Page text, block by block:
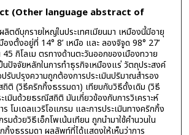
(Other language abstract of
ลิตดีบุกรายใหญ่ในประเทศเมียนมา เหมืองนี้มีอายุ
งตั้งอยู่ที่ 14° 8’ เหนือ และ ลองจิจูด 98° 27’
กิโลเม ตรทางด้านตะวันออกของเมืองทวาย
ปัจจัยหลักในการทำธุรกิจเหมืองแร่ วัตถุประสงค์
รับปรุงความถูกต้องการประเมินปริมาณสำรอง
ติ (วิธีคริกกิ้งธรรมดา) เทียบกับวิธีดั้งเดิม (วิธี
เมินด้วยธรณีสถิติ มันเกี่ยวข้องกับการวิเคราะห์
โมเดลแวริโอแกรม และการประเมินทางคริกกิ้ง
มด้วยวิธีเอ็กโพเน้นเทียน ถูกนำมาใช้คำนวนใน
กิ้งธรรมดา ผลลัพท์ที่ได้แสดงให้เห็นว่าการ